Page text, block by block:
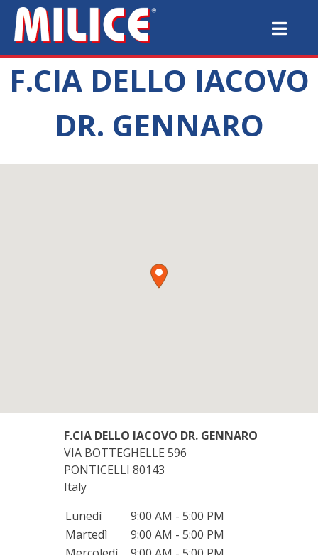
F.CIA DELLO IACOVO
DR. GENNARO
F.CIA DELLO IACOVO DR. GENNARO
VIA BOTTEGHELLE 596
PONTICELLI 80143
Italy
Lunedì
9:00 AM - 5:00 PM
Martedì
9:00 AM - 5:00 PM